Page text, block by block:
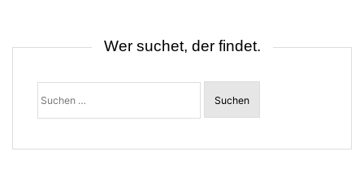
g
Wer suchet, der findet.
Suchen
nach: